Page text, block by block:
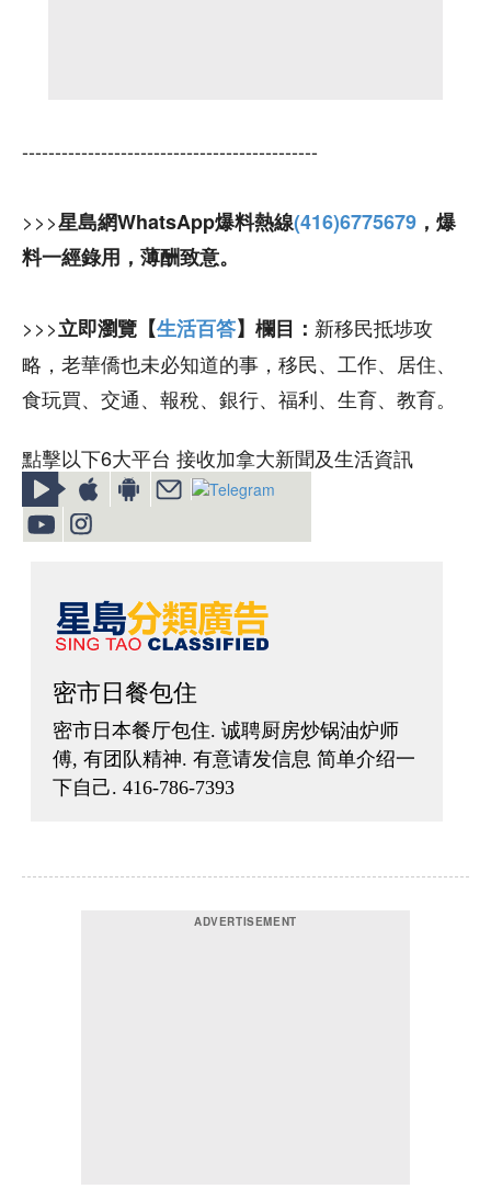
---------------------------------------------
>>>星島網WhatsApp爆料熱線(416)6775679 ，爆
料一經錄用，薄酬致意。
>>>立即瀏覽【生活百答】欄目： 新移民抵埗攻
略，老華僑也未必知道的事，移民、工作、居住、
食玩買、交通、報稅、銀行、福利、生育、教育。
點擊以下6大平台 接收加拿大新聞及生活資訊